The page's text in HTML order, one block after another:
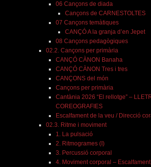
06 Cançons de diada
Cançons de CARNESTOLTES
07 Cançons temàtiques
CANÇÓ A la granja d’en Jepet
08 Cançons pedagògiques
02.2. Cançons per primària
CANÇÓ CÀNON Banaha
CANÇÓ CÀNON Tres i tres
CANÇONS del món
Cançons per primària
Cantània 2026 “El rellotge” –
COREOGRAFIES
Escalfament de la veu / Direcció
02.3. Ritme i moviment
1. La pulsació
2. Ritmogrames (I)
3. Percussió corporal
4. Moviment corporal –